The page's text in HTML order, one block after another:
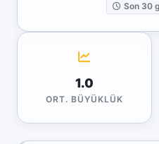
Son 30
1.0
ORT. BÜYÜKLÜK